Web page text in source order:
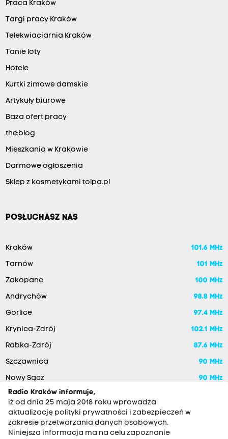
Praca Kraków
Targi pracy Kraków
Telekwiaciarnia Kraków
Tanie loty
Hotele
Kurtki zimowe damskie
Artykuły biurowe
Baza ofert pracy
the:blog
Mieszkania w Krakowie
Darmowe ogłoszenia
Sklep z kosmetykami tolpa.pl
POSŁUCHASZ NAS
Kraków 101.6 MHz
Tarnów 101 MHz
Zakopane 100 MHz
Andrychów 98.8 MHz
Gorlice 97.4 MHz
Krynica-Zdrój 102.1 MHz
Rabka-Zdrój 87.6 MHz
Szczawnica 90 MHz
Nowy Sącz
90 MHz
Radio Kraków informuje,
iż od dnia 25 maja 2018 roku wprowadza
aktualizację polityki prywatności i zabezpieczeń w
zakresie przetwarzania danych osobowych.
Niniejsza informacja ma na celu zapoznanie